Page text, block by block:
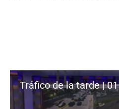
Tráfico de la tarde |